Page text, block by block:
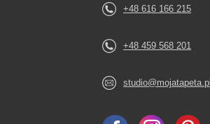
+48 616 166 215
+48 459 568 201
studio@mojatapeta.pl